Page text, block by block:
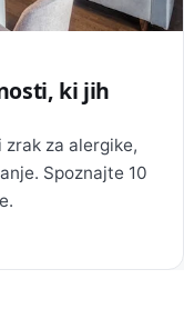
ki jih
za alergike,
Spoznajte 10